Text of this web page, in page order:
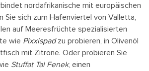
nordafrikanische mit europäischen
Sie sich zum Hafenviertel von Valletta,
auf Meeresfrüchte spezialisierten
wie Pixxispadzu probieren, in Olivenöl
mit Zitrone. Oder probieren Sie
Stuffat Tal Fenek, einen